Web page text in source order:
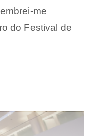
me
do Festival de